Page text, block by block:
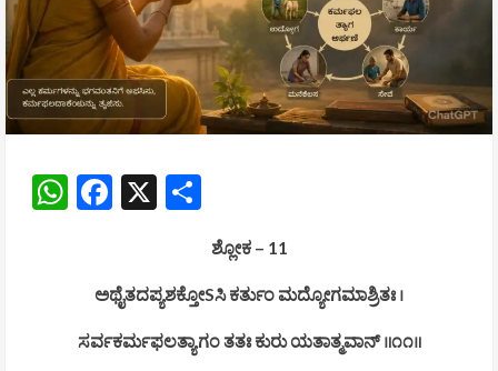
WhatsApp
Facebook
X
ಶ್ಲೋಕ – 11
ಅಥೈತದಪ್ಯಶಕ್ತೋSಸಿ ಕರ್ತುಂ ಮದ್ಯೋಗಮಾಶ್ರಿತಃ ।
ಸರ್ವಕರ್ಮಫಲತ್ಯಾಗಂ ತತಃ ಕುರು ಯತಾತ್ಮವಾನ್ ॥೧೧॥